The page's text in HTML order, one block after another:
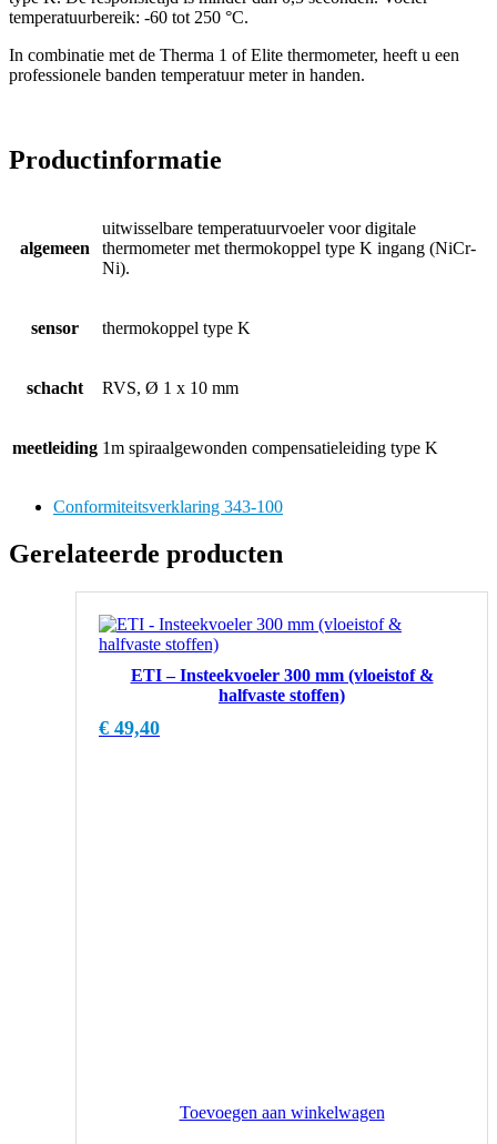
temperatuurbereik: -60 tot 250 °C.
In combinatie met de Therma 1 of Elite thermometer, heeft u een
professionele banden temperatuur meter in handen.
Productinformatie
algemeen
uitwisselbare temperatuurvoeler voor digitale
thermometer met thermokoppel type K ingang (NiCr-
Ni).
sensor thermokoppel type K
schacht RVS, Ø 1 x 10 mm
meetleiding 1m spiraalgewonden compensatieleiding type K
Conformiteitsverklaring 343-100
Gerelateerde producten
ETI – Insteekvoeler 300 mm (vloeistof &
halfvaste stoffen)
€ 49,40
Toevoegen aan winkelwagen